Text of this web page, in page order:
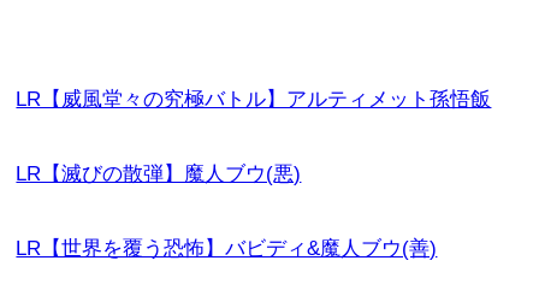
LR【威風堂々の究極バトル】アルティメット孫悟飯
LR【滅びの散弾】魔人ブウ(悪)
LR【世界を覆う恐怖】バビディ&魔人ブウ(善)